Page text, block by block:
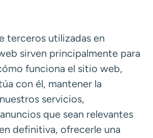
terceros utilizadas en
sirven principalmente para
funciona el sitio web,
con él, mantener la
servicios,
que sean relevantes
definitiva, ofrecerle una